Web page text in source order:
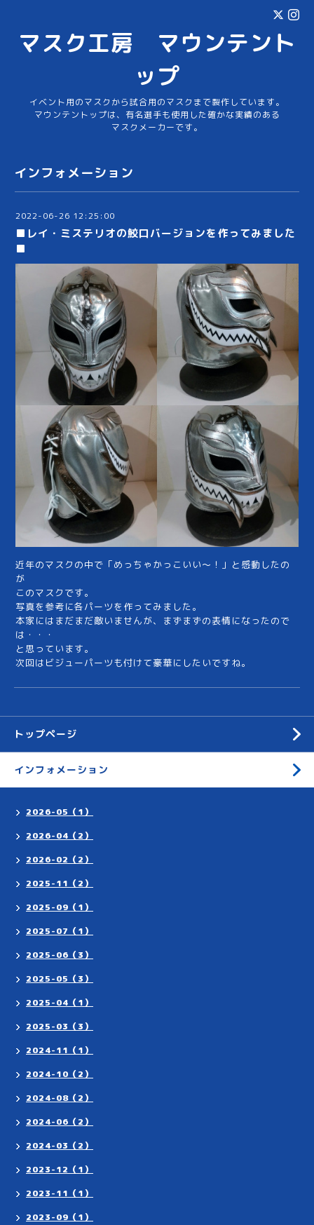
マスク工房 マウンテント
ップ
イベント用のマスクから試合用のマスクまで製作しています。
マウンテントップは、有名選手も使用した確かな実績のある
マスクメーカーです。
インフォメーション
2022-06-26 12:25:00
■レイ・ミステリオの鮫口バージョンを作ってみました
■
近年のマスクの中で「めっちゃかっこいい～！」と感動したの
が
このマスクです。
写真を参考に各パーツを作ってみました。
本家にはまだまだ敵いませんが、まずまずの表情になったので
は・・・
と思っています。
次回はビジューパーツも付けて豪華にしたいですね。
トップページ
インフォメーション
2026-05（1）
2026-04（2）
2026-02（2）
2025-11（2）
2025-09（1）
2025-07（1）
2025-06（3）
2025-05（3）
2025-04（1）
2025-03（3）
2024-11（1）
2024-10（2）
2024-08（2）
2024-06（2）
2024-03（2）
2023-12（1）
2023-11（1）
2023-09（1）